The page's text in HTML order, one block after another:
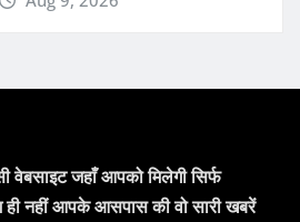
जहाँ आपको मिलेगी सिर्फ
नहीं आपके आसपास की वो सारी खबरें